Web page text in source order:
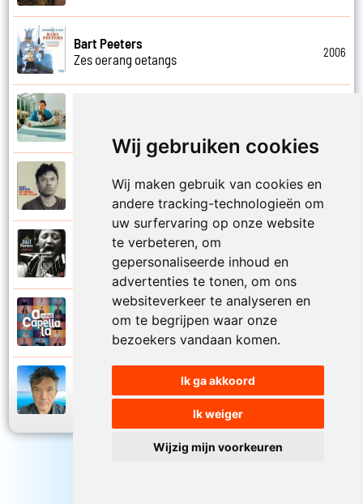
Wij gebruiken cookies
Wij maken gebruik van cookies en
andere tracking-technologieën om
uw surfervaring op onze website
te verbeteren, om
gepersonaliseerde inhoud en
advertenties te tonen, om ons
websiteverkeer te analyseren en
om te begrijpen waar onze
bezoekers vandaan komen.
Ik ga akkoord
Ik weiger
Wijzig mijn voorkeuren
Bart Peeters
Zes oerang oetangs
2006
Bart Peeters
Zo van die zomerdagen
Bart Peeters
Zonder woorden
Bart Peeters en Impact Vocals
Zwemmen in de zee
Zwemmen in de zee
2024